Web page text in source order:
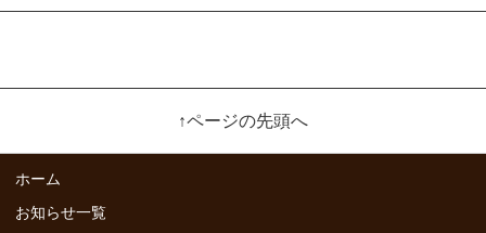
↑ページの先頭へ
ホーム
お知らせ一覧